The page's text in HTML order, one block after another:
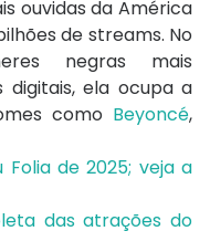
ouvidas da América
de streams. No
negras mais
digitais, ela ocupa a
como Beyoncé,
de 2025; veja a
das atrações do